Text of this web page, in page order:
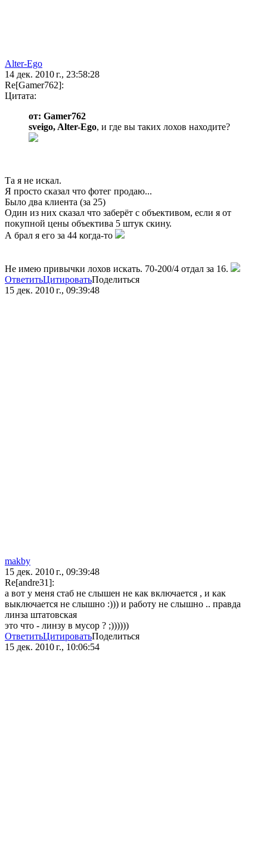
Alter-Ego
14 дек. 2010 г., 23:58:28
Re[Gamer762]:
Цитата:
от: Gamer762
sveigo, Alter-Ego, и где вы таких лохов находите?
Та я не искал.
Я просто сказал что фотег продаю...
Было два клиента (за 25)
Один из них сказал что заберёт с объективом, если я от
покупной цены объектива 5 штук скину.
А брал я его за 44 когда-то
Не имею привычки лохов искать. 70-200/4 отдал за 16.
ОтветитьЦитироватьПоделиться
15 дек. 2010 г., 09:39:48
makby
15 дек. 2010 г., 09:39:48
Re[andre31]:
а вот у меня стаб не слышен не как включается , и как
выключается не слышно :))) и работу не слышно .. правда
линза штатовская
это что - линзу в мусор ? ;))))))
ОтветитьЦитироватьПоделиться
15 дек. 2010 г., 10:06:54